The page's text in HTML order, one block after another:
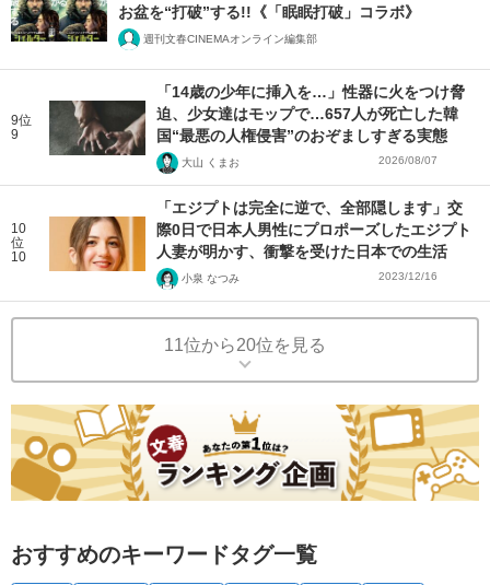
お盆を“打破”する!!《「眠眠打破」コラボ》
週刊文春CINEMAオンライン編集部
9位
9
「14歳の少年に挿入を…」性器に火をつけ脅
迫、少女達はモップで…657人が死亡した韓
国“最悪の人権侵害”のおぞましすぎる実態
大山 くまお 2026/08/07
10
位
10
「エジプトは完全に逆で、全部隠します」交
際0日で日本人男性にプロポーズしたエジプト
人妻が明かす、衝撃を受けた日本での生活
小泉 なつみ 2023/12/16
11位から20位を見る
おすすめのキーワードタグ一覧